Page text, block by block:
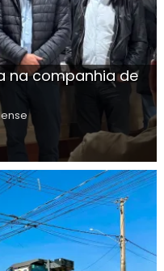
na companhia de